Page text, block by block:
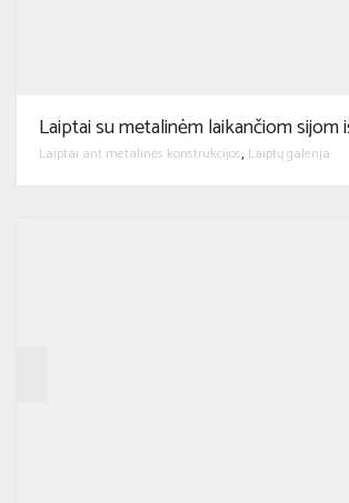
Laiptai su metalinėm laikančiom sijom
Laiptai ant metalinės konstrukcijos, Laiptų galerija